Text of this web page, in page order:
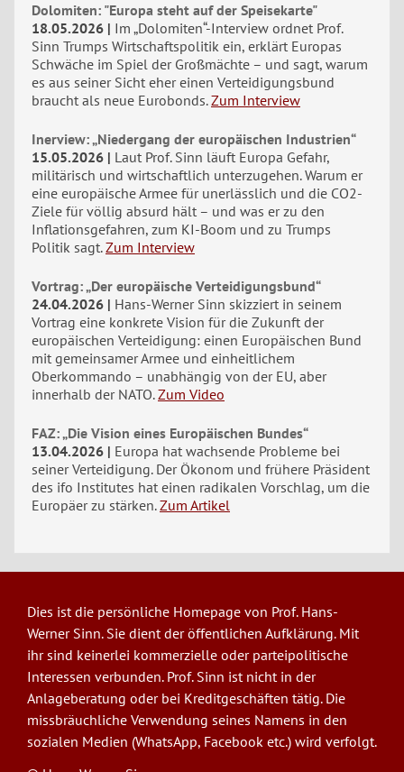
Dolomiten: "Europa steht auf der Speisekarte"
18.05.2026
Im „Dolomiten“-Interview ordnet Prof.
Sinn Trumps Wirtschaftspolitik ein, erklärt Europas
Schwäche im Spiel der Großmächte – und sagt, warum
es aus seiner Sicht eher einen Verteidigungsbund
braucht als neue Eurobonds. Zum Interview
Inerview: „Niedergang der europäischen Industrien“
15.05.2026
Laut Prof. Sinn läuft Europa Gefahr,
militärisch und wirtschaftlich unterzugehen. Warum er
eine europäische Armee für unerlässlich und die CO2-
Ziele für völlig absurd hält – und was er zu den
Inflationsgefahren, zum KI-Boom und zu Trumps
Politik sagt. Zum Interview
Vortrag: „Der europäische Verteidigungsbund“
24.04.2026
Hans-Werner Sinn skizziert in seinem
Vortrag eine konkrete Vision für die Zukunft der
europäischen Verteidigung: einen Europäischen Bund
mit gemeinsamer Armee und einheitlichem
Oberkommando – unabhängig von der EU, aber
innerhalb der NATO. Zum Video
FAZ: „Die Vision eines Europäischen Bundes“
13.04.2026
Europa hat wachsende Probleme bei
seiner Verteidigung. Der Ökonom und frühere Präsident
des ifo Institutes hat einen radikalen Vorschlag, um die
Europäer zu stärken. Zum Artikel
Dies ist die persönliche Homepage von Prof. Hans-
Werner Sinn. Sie dient der öffentlichen Aufklärung. Mit
ihr sind keinerlei kommerzielle oder parteipolitische
Interessen verbunden. Prof. Sinn ist nicht in der
Anlageberatung oder bei Kreditgeschäften tätig. Die
missbräuchliche Verwendung seines Namens in den
sozialen Medien (WhatsApp, Facebook etc.) wird verfolgt.